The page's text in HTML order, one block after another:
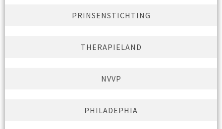
PRINSENSTICHTING
THERAPIELAND
NVVP
PHILADEPHIA